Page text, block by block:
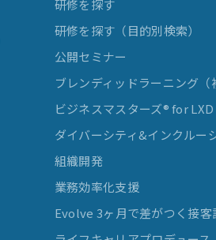
研修を探す
研修を探す（目的別検索）
公開セミナー
ブレンディッドラーニング（
ビジネスマスターズ® for LXD
ダイバーシティ&インクルー
組織開発
業務効率化支援
Evolve 3ヶ月で差がつく接客